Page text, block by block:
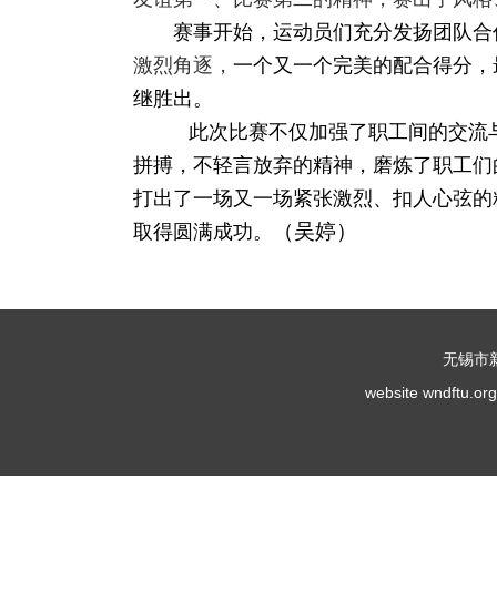
赛事开始，运动员们充分发扬团队
激烈角逐， 一个又一个完美的配合得分
继胜出。
此次比赛不仅加强了职工间的交
拼搏，不轻言放弃的精神，磨炼了职工
打出了一场又一场紧张激烈、扣人心弦
取得圆满成功。
（吴婷）
无锡市
website